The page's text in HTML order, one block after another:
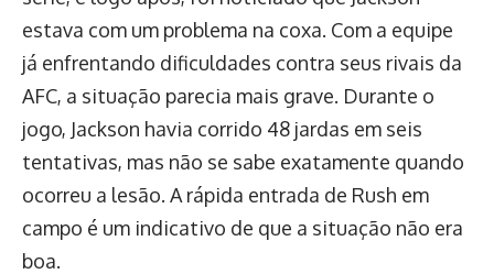
estava com um problema na coxa. Com a equipe
já enfrentando dificuldades contra seus rivais da
AFC, a situação parecia mais grave. Durante o
jogo, Jackson havia corrido 48 jardas em seis
tentativas, mas não se sabe exatamente quando
ocorreu a lesão. A rápida entrada de Rush em
campo é um indicativo de que a situação não era
boa.